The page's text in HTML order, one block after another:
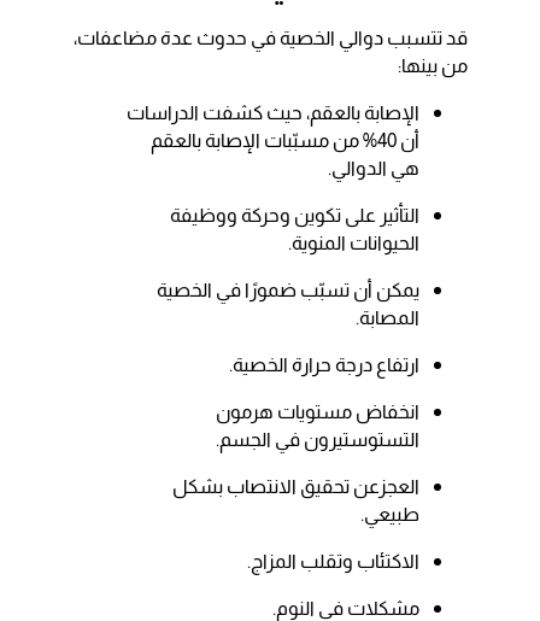
قد تتسبب دوالي الخصية في حدوث عدة مضاعفات،
من بينها:
الإصابة بالعقم، حيث كشفت الدراسات
أن 40% من مسبّبات الإصابة بالعقم
هي الدوالي.
التأثير على تكوين وحركة ووظيفة
الحيوانات المنوية.
يمكن أن تسبّب ضمورًا في الخصية
المصابة.
ارتفاع درجة حرارة الخصية.
انخفاض مستويات هرمون
التستوستيرون في الجسم.
العجزعن تحقيق الانتصاب بشكل
طبيعي.
الاكتئاب وتقلب المزاج.
مشكلات في النوم.